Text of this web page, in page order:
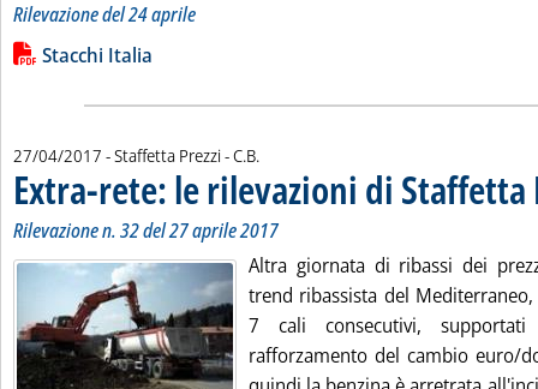
Rilevazione del 24 aprile
Leggi tutta la notizia: 'I prezzi in Europa e gli “stacchi Italia”
Lista allegati PDF alla notizia
Stacchi Italia
27/04/2017 - Staffetta Prezzi -di:
C.B.
Extra-rete: le rilevazioni di Staffetta
Rilevazione n. 32 del 27 aprile 2017
Altra giornata di ribassi dei
trend ribassista del
7 cali consecutivi, supportati
rafforzamento del cambio euro/